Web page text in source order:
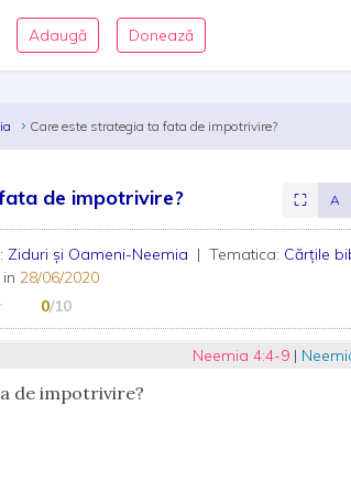
Adaugă Donează
Care este strategia ta fata de impotrivire?
de impotrivire? ⛶ A
Ziduri și Oameni-Neemia | Tematica: Cărțile
in 28/06/2020
0/10
Neemia 4:4-9 |
de impotrivire?